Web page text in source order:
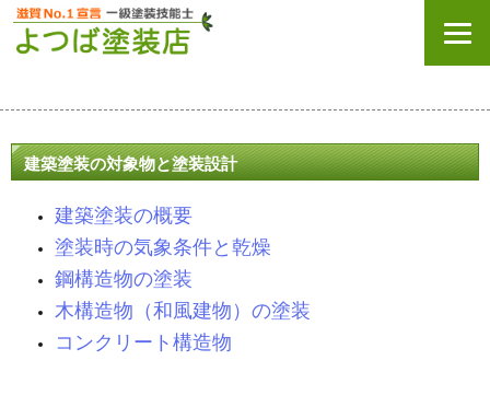
建築塗装の対象物と塗装設計
建築塗装の概要
塗装時の気象条件と乾燥
鋼構造物の塗装
木構造物（和風建物）の塗装
コンクリート構造物